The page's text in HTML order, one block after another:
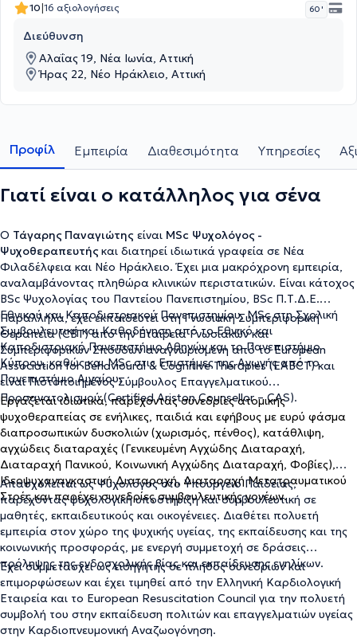
10|16 αξιολογήσεις 60 '
Διεύθυνση
Αλαΐας 19, Νέα Ιωνία, Αττική
Ήρας 22, Νέο Ηράκλειο, Αττική
Προφίλ Εμπειρία Διαθεσιμότητα Υπηρεσίες
Γιατί είναι ο κατάλληλος για σένα
Ο Τάγαρης Παναγιώτης είναι MSc Ψυχολόγος -
Ψυχοθεραπευτήςκαι διατηρεί ιδιωτικά γραφεία σε Νέα
Φιλαδέλφεια και Νέο Ηράκλειο. Έχει μια μακρόχρονη εμπειρία,
αναλαμβάνοντας πληθώρα κλινικών περιστατικών. Είναι κάτοχος
BSc Ψυχολογίας του Παντείου Πανεπιστημίου, BSc Π.Τ.Δ.Ε.
Εθνικού και Καποδιστριακού Πανεπιστημίου, MSc στη Σχολική
Συμβουλευτική και Καθοδήγηση από το Εθνικό και
Καποδιστριακό Πανεπιστήμιο Αθηνών και το Πανεπιστήμιο
Κύπρου, καθώς και MSc στις Επιστήμες της Αγωγής από το
Πανεπιστήμιο Αιγαίου.
Παράλληλα, έχει εκπαιδευτεί στη Γνωσιακή Συμπεριφορική
Θεραπεία (CBT) από την Εταιρεία Γνωσιακών και
Συμπεριφορικών Σπουδών αναγνωρισμένη από το European
Association for Behavioural & Cognitive Therapies (EABCT) και
είναι Πιστοποιημένος Σύμβουλος Επαγγελματικού
Προσανατολισμού (Certified Ariston Counsellor – CAS).
Εργάζεται ιδιωτικά, παρέχοντας συνεδρίες ατομικής
ψυχοθεραπείας σε ενήλικες, παιδιά και εφήβους με ευρύ φάσμα
διαπροσωπικών δυσκολιών (χωρισμός, πένθος), κατάθλιψη,
αγχώδεις διαταραχές (Γενικευμένη Αγχώδης Διαταραχή,
Διαταραχή Πανικού, Κοινωνική Αγχώδης Διαταραχή, Φοβίες),
Ιδεοψυχαναγκαστική Διαταραχή, Διαταραχή Μετατραυματικού
Στρές και παρέχει συνεδρίες συμβουλευτικής γονέων.
Απασχολείται ως Ψυχολόγος στο Υπουργείο Παιδείας,
παρέχοντας ψυχολογική υποστήριξη και συμβουλευτική σε
μαθητές, εκπαιδευτικούς και οικογένειες. Διαθέτει πολυετή
εμπειρία στον χώρο της ψυχικής υγείας, της εκπαίδευσης και της
κοινωνικής προσφοράς, με ενεργή συμμετοχή σε δράσεις
πρόληψης της ενδοσχολικής βίας και εκπαίδευσης ενηλίκων.
Έχει συμμετάσχει ως εισηγητής σε πλήθος συνεδρίων και
επιμορφώσεων και έχει τιμηθεί από την Ελληνική Καρδιολογική
Εταιρεία και το European Resuscitation Council για την πολυετή
συμβολή του στην εκπαίδευση πολιτών και επαγγελματιών υγείας
στην Καρδιοπνευμονική Αναζωογόνηση.